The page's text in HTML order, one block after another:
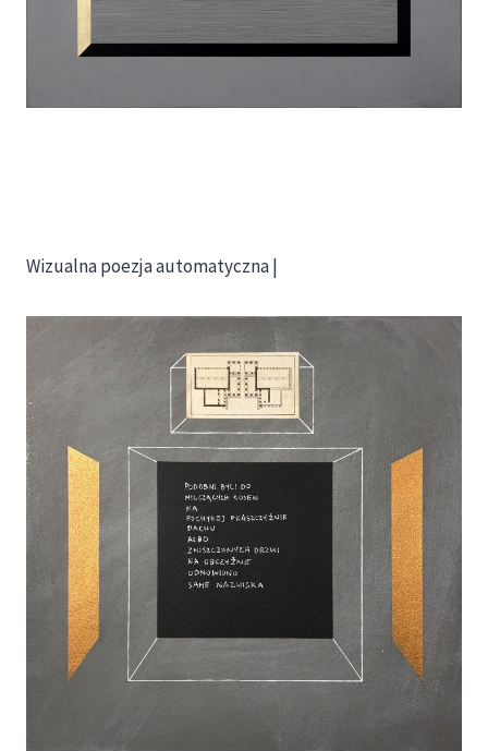
Wizualna poezja automatyczna |